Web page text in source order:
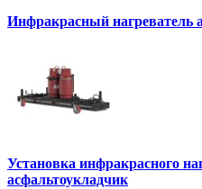
Инфракрасный нагреватель
Установка инфракрасного
асфальтоукладчик